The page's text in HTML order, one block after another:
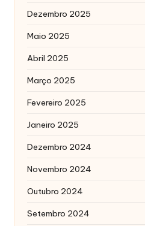
Dezembro 2025
Maio 2025
Abril 2025
Março 2025
Fevereiro 2025
Janeiro 2025
Dezembro 2024
Novembro 2024
Outubro 2024
Setembro 2024